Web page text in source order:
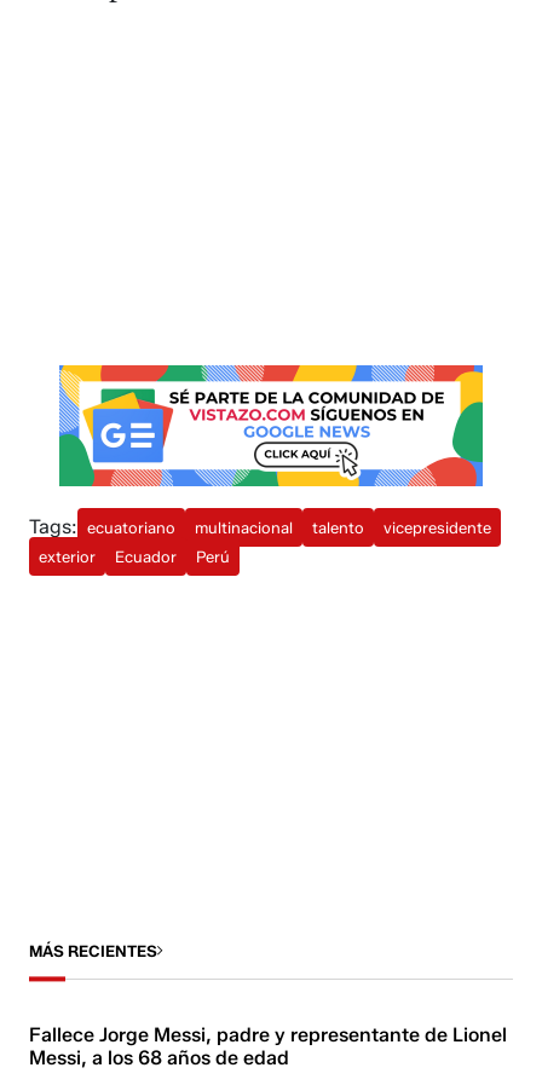
Tags: ecuatoriano multinacional talento
vicepresidente
exterior
Ecuador Perú
MÁS RECIENTES
Fallece Jorge Messi, padre y representante de Lionel
Messi, a los 68 años de edad